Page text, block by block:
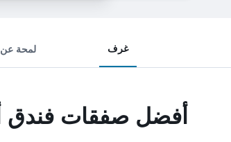
غرف لمحة عن
أفضل صفقات فندق